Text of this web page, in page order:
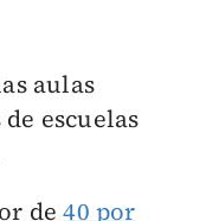
aulas
escuelas
de40 por